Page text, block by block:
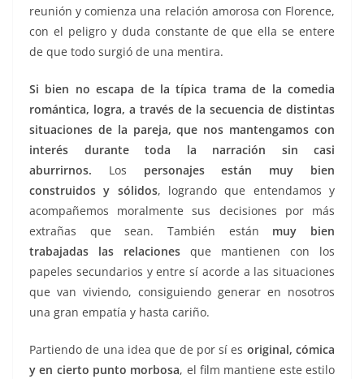
reunión y comienza una relación amorosa con Florence,
con el peligro y duda constante de que ella se entere
de que todo surgió de una mentira.
Si bien no escapa de la típica trama de la comedia
romántica, logra, a través de la secuencia de distintas
situaciones de la pareja, que nos mantengamos con
interés durante toda la narración sin casi
aburrirnos. Los personajes están muy bien
construidos y sólidos, logrando que entendamos y
acompañemos moralmente sus decisiones por más
extrañas que sean. También están muy bien
trabajadas las relaciones que mantienen con los
papeles secundarios y entre sí acorde a las situaciones
que van viviendo, consiguiendo generar en nosotros
una gran empatía y hasta cariño.
Partiendo de una idea que de por sí es original, cómica
y en cierto punto morbosa, el film mantiene este estilo